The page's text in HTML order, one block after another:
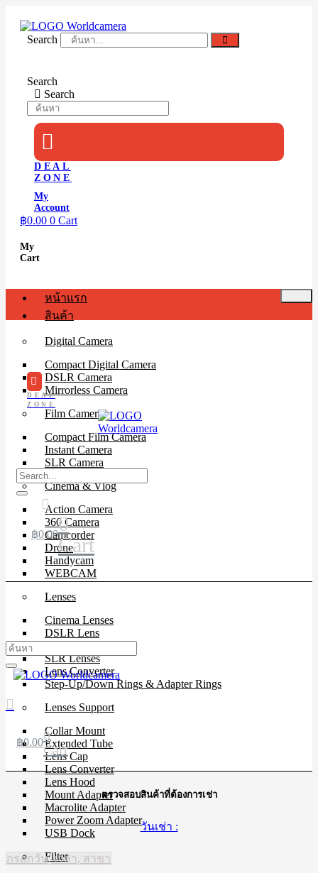
contentSearch
Search
Search
DEAL
ZONE
My
Account
฿0.00 0 Cart
My
Cart
หน้าแรก
สินค้า
Digital Camera
Compact Digital Camera
DSLR Camera
Mirrorless Camera
Film Camera
Compact Film Camera
Instant Camera
SLR Camera
Cinema & Vlog
Action Camera
360 Camera
Camcorder
Drone
Handycam
WEBCAM
Lenses
Cinema Lenses
DSLR Lens
Mirrorless Lens
SLR Lenses
Lens Converter
Step-Up/Down Rings & Adapter Rings
Lenses Support
Collar Mount
Extended Tube
Lens Cap
Lens Converter
Lens Hood
Mount Adapter
Macrolite Adapter
Power Zoom Adapter
USB Dock
Filter
DEAL
ZONE
฿0.000
Cart
฿0.000
Cart
ตรวจสอบสินค้าที่ต้องการเช่า
วันเช่า :
กรอกวัน, เวลา, สาขา